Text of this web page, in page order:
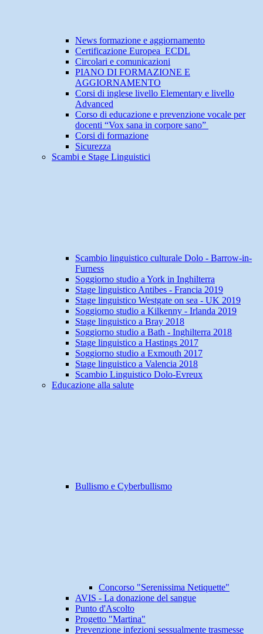
News formazione e aggiornamento
Certificazione Europea ECDL
Circolari e comunicazioni
PIANO DI FORMAZIONE E
AGGIORNAMENTO
Corsi di inglese livello Elementary e livello
Advanced
Corso di educazione e prevenzione vocale per
docenti “Vox sana in corpore sano”
Corsi di formazione
Sicurezza
Scambi e Stage Linguistici
Scambio linguistico culturale Dolo - Barrow-in-
Furness
Soggiorno studio a York in Inghilterra
Stage linguistico Antibes - Francia 2019
Stage linguistico Westgate on sea - UK 2019
Soggiorno studio a Kilkenny - Irlanda 2019
Stage linguistico a Bray 2018
Soggiorno studio a Bath - Inghilterra 2018
Stage linguistico a Hastings 2017
Soggiorno studio a Exmouth 2017
Stage linguistico a Valencia 2018
Scambio Linguistico Dolo-Evreux
Educazione alla salute
Bullismo e Cyberbullismo
Concorso "Serenissima Netiquette"
AVIS - La donazione del sangue
Punto d'Ascolto
Progetto "Martina"
Prevenzione infezioni sessualmente trasmesse